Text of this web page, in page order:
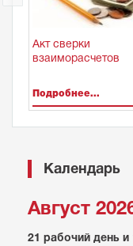
Акт сверки
взаиморасчетов
Подробнее...
Календарь
Август
21 рабочий день и